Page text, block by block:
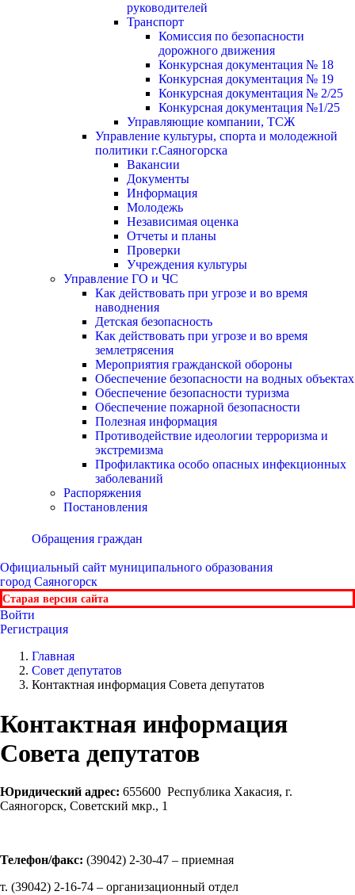
руководителей
Транспорт
Комиссия по безопасности
дорожного движения
Конкурсная документация № 18
Конкурсная документация № 19
Конкурсная документация № 2/25
Конкурсная документация №1/25
Управляющие компании, ТСЖ
Управление культуры, спорта и молодежной
политики г.Саяногорска
Вакансии
Документы
Информация
Молодежь
Независимая оценка
Отчеты и планы
Проверки
Учреждения культуры
Управление ГО и ЧС
Как действовать при угрозе и во время
наводнения
Детская безопасность
Как действовать при угрозе и во время
землетрясения
Мероприятия гражданской обороны
Обеспечение безопасности на водных объектах
Обеспечение безопасности туризма
Обеспечение пожарной безопасности
Полезная информация
Противодействие идеологии терроризма и
экстремизма
Профилактика особо опасных инфекционных
заболеваний
Распоряжения
Постановления
Обращения граждан
Официальный сайт муниципального образования
город Саяногорск
Старая версия сайта
Войти
Регистрация
Главная
Совет депутатов
Контактная информация Совета депутатов
Контактная информация
Совета депутатов
Юридический адрес: 655600 Республика Хакасия, г.
Саяногорск, Советский мкр., 1
Телефон/факс: (39042) 2-30-47 – приемная
т. (39042) 2-16-74 – организационный отдел